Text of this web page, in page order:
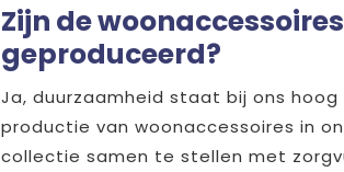
Zijn de
geproduceerd?
Ja, duurzaamheid staat bij ons
productie van woonaccessoires in
collectie samen te stellen met